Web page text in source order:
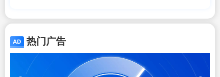
热门广告